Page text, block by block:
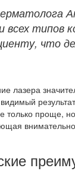
всех типов
что
лазера
только проще,